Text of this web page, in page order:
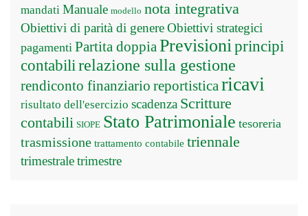
mandati Manuale modello nota integrativa
Obiettivi di parità di genereObiettivi strategici
pagamenti Partita doppiaPrevisioniprincipi
contabilirelazione sulla gestione
rendiconto finanziario reportisticaricavi
risultato dell'esercizio scadenza Scritture
contabili SIOPE Stato Patrimoniale tesoreria
trasmissione trattamento contabile triennale
trimestraletrimestre